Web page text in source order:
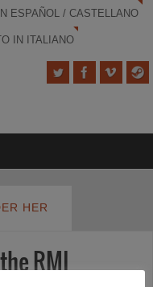
ESPAÑOL / CASTELLANO
IN ITALIANO
HER
RMI